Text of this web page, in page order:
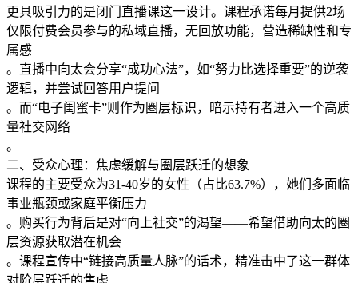
更具吸引力的是​​闭门直播课​​这一设计。课程承诺每月提供2场
仅限付费会员参与的私域直播，无回放功能，营造稀缺性和专
属感
。直播中向太会分享“成功心法”，如“努力比选择重要”的逆袭
逻辑，并尝试回答用户提问
。而“电子闺蜜卡”则作为圈层标识，暗示持有者进入一个高质
量社交网络
。
二、受众心理：焦虑缓解与圈层跃迁的想象
课程的主要受众为31-40岁的女性（占比63.7%），她们多面临
事业瓶颈或家庭平衡压力
。购买行为背后是​​对“向上社交”的渴望​​——希望借助向太的圈
层资源获取潜在机会
。课程宣传中“链接高质量人脉”的话术，精准击中了这一群体
对阶层跃迁的焦虑